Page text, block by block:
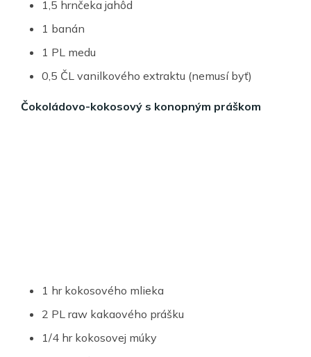
1,5 hrnčeka jahôd
1 banán
1 PL medu
0,5 ČL vanilkového extraktu (nemusí byť)
Čokoládovo-kokosový s konopným práškom
1 hr kokosového mlieka
2 PL raw kakaového prášku
1/4 hr kokosovej múky